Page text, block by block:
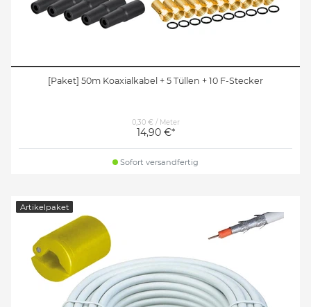
[Paket] 50m Koaxialkabel + 5 Tüllen + 10 F-Stecker
0,30 € / Meter
14,90 €*
Sofort versandfertig
Artikelpaket